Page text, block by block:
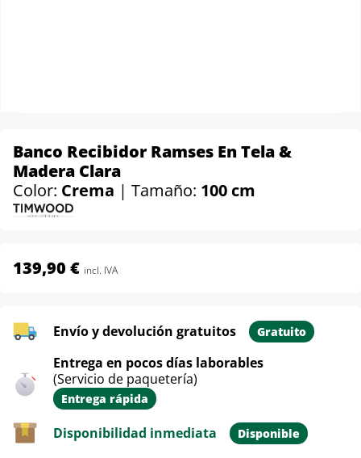
Banco Recibidor Ramses En Tela &
Madera Clara
Color: Crema | Tamaño: 100 cm
139,90 € incl. IVA
Envío y devolución gratuitos Gratuito
Entrega en pocos días laborables
(Servicio de paquetería)
Entrega rápida
Disponibilidad inmediata Disponible